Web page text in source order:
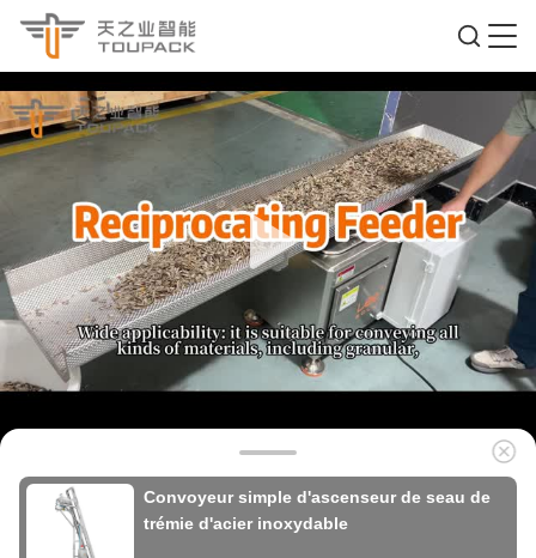
Convoyeur simple d'ascenseur de seau de
trémie d'acier inoxydable